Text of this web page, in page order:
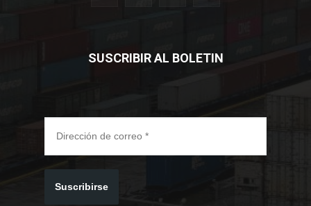
SUSCRIBIR AL BOLETIN
Suscribirse